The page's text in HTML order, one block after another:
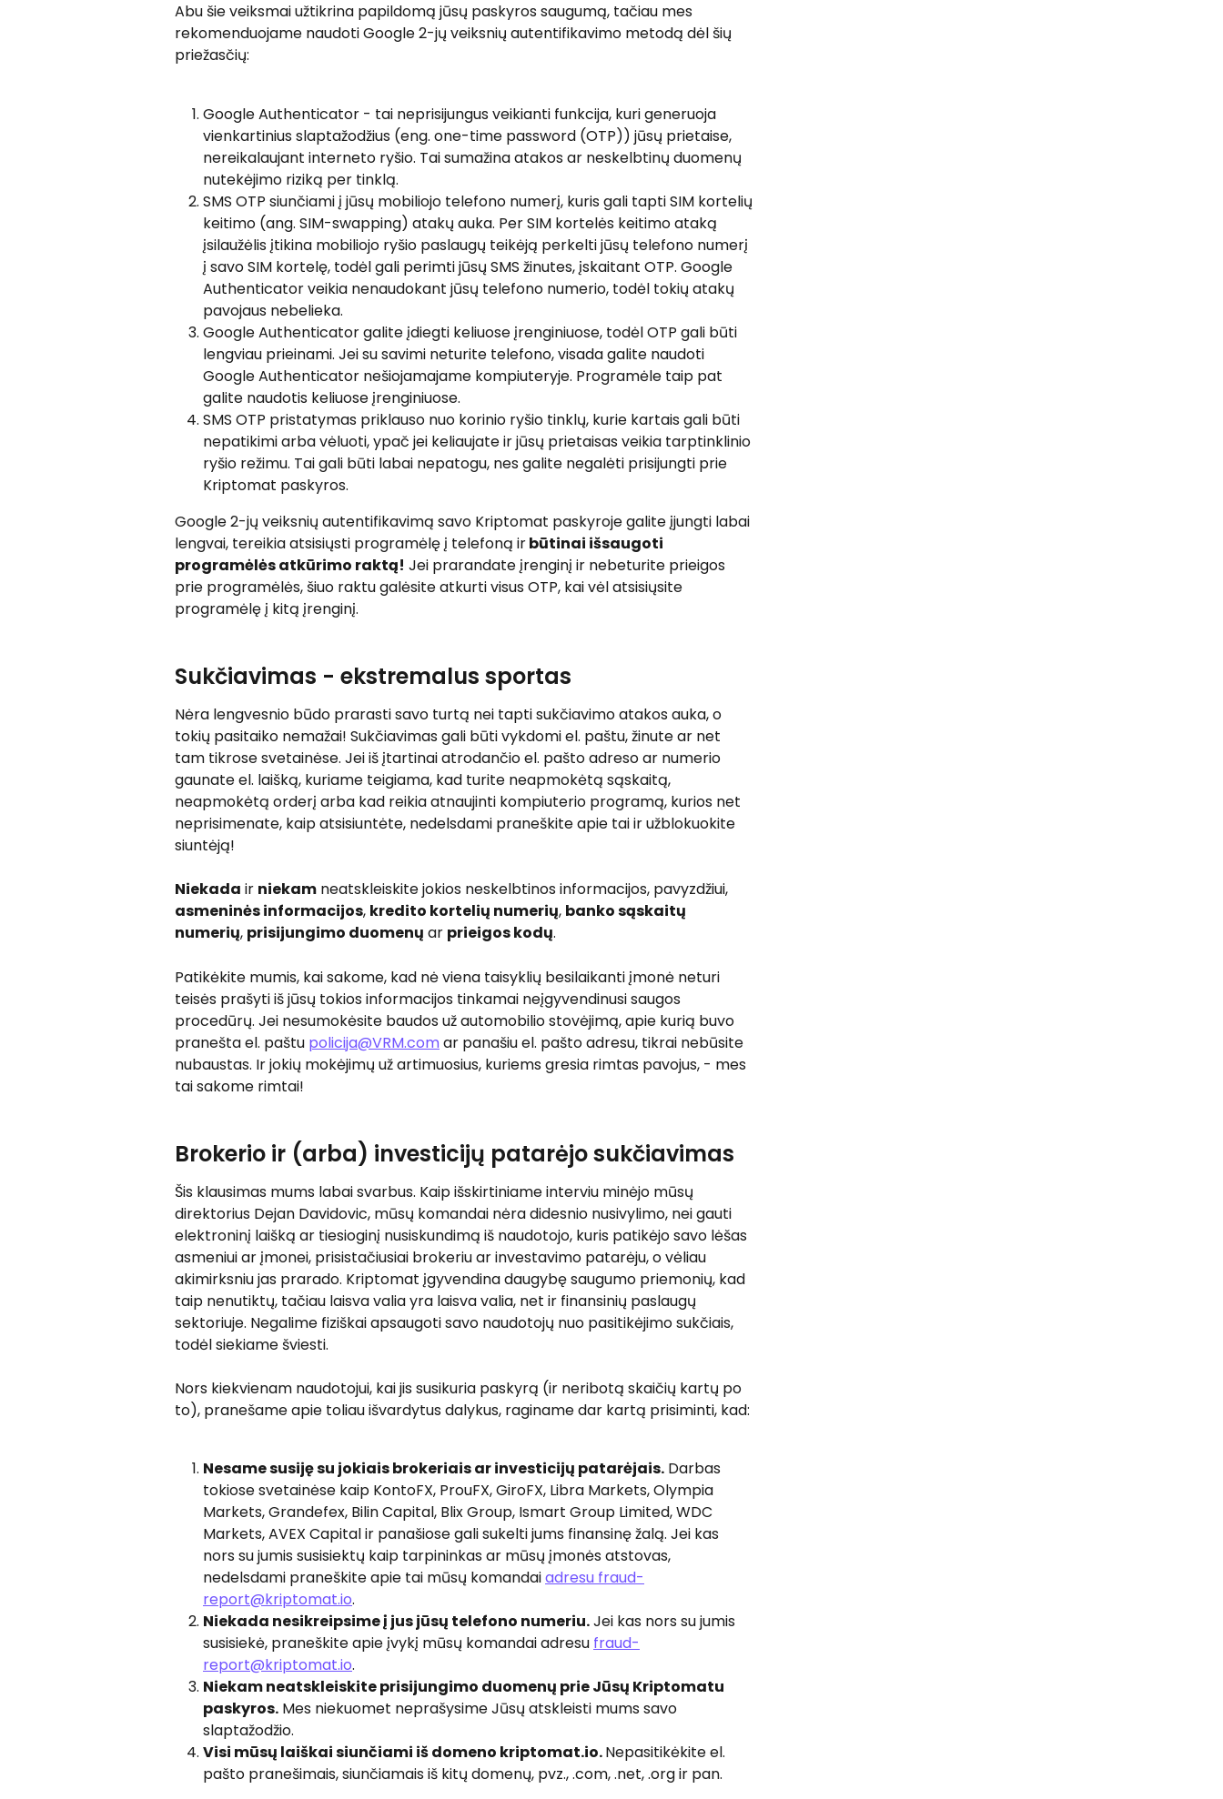
Abu šie veiksmai užtikrina papildomą jūsų paskyros saugumą, tačiau mes
rekomenduojame naudoti Google 2-jų veiksnių autentifikavimo metodą dėl šių
priežasčių:
Google Authenticator - tai neprisijungus veikianti funkcija, kuri generuoja
vienkartinius slaptažodžius (eng. one-time password (OTP)) jūsų prietaise,
nereikalaujant interneto ryšio. Tai sumažina atakos ar neskelbtinų duomenų
nutekėjimo riziką per tinklą.
SMS OTP siunčiami į jūsų mobiliojo telefono numerį, kuris gali tapti SIM kortelių
keitimo (ang. SIM-swapping) atakų auka. Per SIM kortelės keitimo ataką
įsilaužėlis įtikina mobiliojo ryšio paslaugų teikėją perkelti jūsų telefono numerį
į savo SIM kortelę, todėl gali perimti jūsų SMS žinutes, įskaitant OTP. Google
Authenticator veikia nenaudokant jūsų telefono numerio, todėl tokių atakų
pavojaus nebelieka.
Google Authenticator galite įdiegti keliuose įrenginiuose, todėl OTP gali būti
lengviau prieinami. Jei su savimi neturite telefono, visada galite naudoti
Google Authenticator nešiojamajame kompiuteryje. Programėle taip pat
galite naudotis keliuose įrenginiuose.
SMS OTP pristatymas priklauso nuo korinio ryšio tinklų, kurie kartais gali būti
nepatikimi arba vėluoti, ypač jei keliaujate ir jūsų prietaisas veikia tarptinklinio
ryšio režimu. Tai gali būti labai nepatogu, nes galite negalėti prisijungti prie
Kriptomat paskyros.
Google 2-jų veiksnių autentifikavimą savo Kriptomat paskyroje galite įjungti labai
lengvai, tereikia atsisiųsti programėlę į telefoną ir būtinai išsaugoti
programėlės atkūrimo raktą! Jei prarandate įrenginį ir nebeturite prieigos
prie programėlės, šiuo raktu galėsite atkurti visus OTP, kai vėl atsisiųsite
programėlę į kitą įrenginį.
Sukčiavimas - ekstremalus sportas
Nėra lengvesnio būdo prarasti savo turtą nei tapti sukčiavimo atakos auka, o
tokių pasitaiko nemažai! Sukčiavimas gali būti vykdomi el. paštu, žinute ar net
tam tikrose svetainėse. Jei iš įtartinai atrodančio el. pašto adreso ar numerio
gaunate el. laišką, kuriame teigiama, kad turite neapmokėtą sąskaitą,
neapmokėtą orderį arba kad reikia atnaujinti kompiuterio programą, kurios net
neprisimenate, kaip atsisiuntėte, nedelsdami praneškite apie tai ir užblokuokite
siuntėją!
Niekada ir niekam neatskleiskite jokios neskelbtinos informacijos, pavyzdžiui,
asmeninės informacijos, kredito kortelių numerių, banko sąskaitų
numerių, prisijungimo duomenų ar prieigos kodų.
Patikėkite mumis, kai sakome, kad nė viena taisyklių besilaikanti įmonė neturi
teisės prašyti iš jūsų tokios informacijos tinkamai neįgyvendinusi saugos
procedūrų. Jei nesumokėsite baudos už automobilio stovėjimą, apie kurią buvo
pranešta el. paštu policija@VRM.com ar panašiu el. pašto adresu, tikrai nebūsite
nubaustas. Ir jokių mokėjimų už artimuosius, kuriems gresia rimtas pavojus, - mes
tai sakome rimtai!
Brokerio ir (arba) investicijų patarėjo sukčiavimas
Šis klausimas mums labai svarbus. Kaip išskirtiniame interviu minėjo mūsų
direktorius Dejan Davidovic, mūsų komandai nėra didesnio nusivylimo, nei gauti
elektroninį laišką ar tiesioginį nusiskundimą iš naudotojo, kuris patikėjo savo lėšas
asmeniui ar įmonei, prisistačiusiai brokeriu ar investavimo patarėju, o vėliau
akimirksniu jas prarado. Kriptomat įgyvendina daugybę saugumo priemonių, kad
taip nenutiktų, tačiau laisva valia yra laisva valia, net ir finansinių paslaugų
sektoriuje. Negalime fiziškai apsaugoti savo naudotojų nuo pasitikėjimo sukčiais,
todėl siekiame šviesti.
Nors kiekvienam naudotojui, kai jis susikuria paskyrą (ir neribotą skaičių kartų po
to), pranešame apie toliau išvardytus dalykus, raginame dar kartą prisiminti, kad:
Nesame susiję su jokiais brokeriais ar investicijų patarėjais. Darbas
tokiose svetainėse kaip KontoFX, ProuFX, GiroFX, Libra Markets, Olympia
Markets, Grandefex, Bilin Capital, Blix Group, Ismart Group Limited, WDC
Markets, AVEX Capital ir panašiose gali sukelti jums finansinę žalą. Jei kas
nors su jumis susisiektų kaip tarpininkas ar mūsų įmonės atstovas,
nedelsdami praneškite apie tai mūsų komandai adresu fraud-
report@kriptomat.io.
Niekada nesikreipsime į jus jūsų telefono numeriu. Jei kas nors su jumis
susisiekė, praneškite apie įvykį mūsų komandai adresu fraud-
report@kriptomat.io.
Niekam neatskleiskite prisijungimo duomenų prie Jūsų Kriptomatu
paskyros. Mes niekuomet neprašysime Jūsų atskleisti mums savo
slaptažodžio.
Visi mūsų laiškai siunčiami iš domeno kriptomat.io. Nepasitikėkite el.
pašto pranešimais, siunčiamais iš kitų domenų, pvz., .com, .net, .org ir pan.